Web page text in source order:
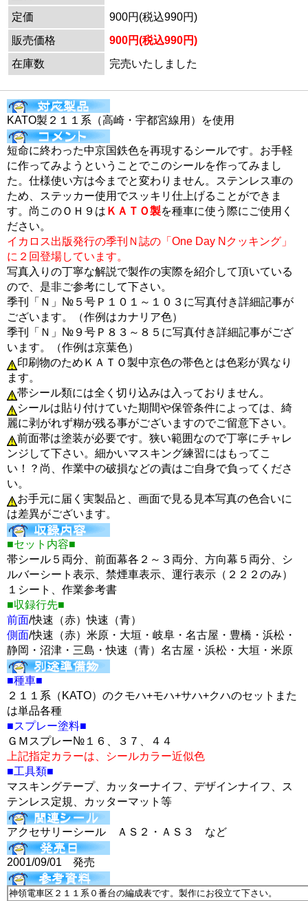
定価
900円(税込990円)
販売価格
900円(税込990円)
在庫数
完売いたしました
KATO製２１１系（高崎・宇都宮線用）を使用
短命に終わった中京国鉄色を再現するシールです。お手軽
に作ってみようということでこのシールを作ってみまし
た。仕様使い方は今までと変わりません。ステンレス車の
ため、ステッカー使用でスッキリ仕上げることができま
す。尚このＯＨ９は ＫＡＴＯ製を種車に使う際にご使用く
ださい。
イカロス出版発行の季刊Ｎ誌の「One Day Nクッキング」
に２回登場しています。
写真入りの丁寧な解説で製作の実際を紹介して頂いている
ので、是非ご参考にして下さい。
季刊「Ｎ」№５号Ｐ１０１～１０３に写真付き詳細記事が
ございます。（作例はカナリア色）
季刊「Ｎ」№９号Ｐ８３～８５に写真付き詳細記事がござ
います。（作例は京葉色）
印刷物のためＫＡＴＯ製中京色の帯色とは色彩が異なり
ます。
帯シール類には全く切り込みは入っておりません。
シールは貼り付けていた期間や保管条件によっては、綺
麗に剥がれず糊が残る事がございますのでご留意下さい。
前面帯は塗装が必要です。狭い範囲なので丁寧にチャレ
ンジして下さい。細かいマスキング練習にはもってこ
い！？尚、作業中の破損などの責はご自身で負ってくださ
い。
お手元に届く実製品と、画面で見る見本写真の色合いに
は差異がございます。
■セット内容■
帯シール５両分、前面幕各２～３両分、方向幕５両分、シ
ルバーシート表示、禁煙車表示、運行表示（２２２のみ）
１シート、作業参考書
■収録行先■
前面/快速（赤）快速（青）
側面/快速（赤）米原・大垣・岐阜・名古屋・豊橋・浜松・
静岡・沼津・三島・快速（青）名古屋・浜松・大垣・米原
■種車■
２１１系（KATO）のクモハ+モハ+サハ+クハのセットまた
は単品各種
■スプレー塗料■
ＧＭスプレー№１６、３７、４４
上記指定カラーは、シールカラー近似色
■工具類■
マスキングテープ、カッターナイフ、デザインナイフ、ス
テンレス定規、カッターマット等
アクセサリーシール ＡＳ２・ＡＳ３ など
2001/09/01 発売
神領電車区２１１系０番台の編成表です。製作にお役立て下さい。